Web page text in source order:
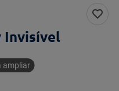
Invisível
ampliar